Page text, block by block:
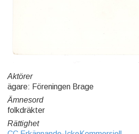
Aktörer
ägare: Föreningen Brage
Ämnesord
folkdräkter
Rättighet